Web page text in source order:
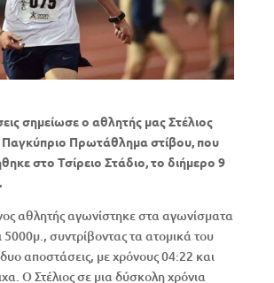
σημείωσε ο αθλητής μας Στέλιος
Παγκύπριο Πρωτάθλημα στίβου, που
στο Τσίρειο Στάδιο, το διήμερο 9
αθλητής αγωνίστηκε στα αγωνίσματα
συντρίβοντας τα ατομικά του
αποστάσεις, με χρόνους 04:22 και
Ο Στέλιος σε μια δύσκολη χρόνια